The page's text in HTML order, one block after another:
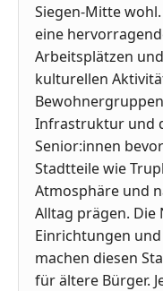
Siegen-Mitte
eine
Arbeitsplätzen
kulturellen
Infrastruktur und
Senior:innen
Stadtteile wie
Atmosphäre und
Alltag prägen. Die
Einrichtungen
machen diesen
für ältere Bürger.